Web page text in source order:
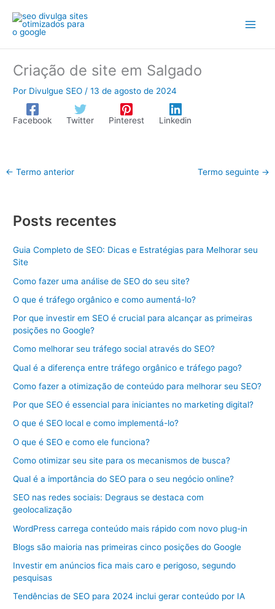
para
conteúdo
Criação de site em Salgado
Por Divulgue SEO /13 de agosto de 2024
Facebook Twitter Pinterest Linkedin
← Termo anterior Termo seguinte →
Posts recentes
Guia Completo de SEO: Dicas e Estratégias para Melhorar seu
Site
Como fazer uma análise de SEO do seu site?
O que é tráfego orgânico e como aumentá-lo?
Por que investir em SEO é crucial para alcançar as primeiras
posições no Google?
Como melhorar seu tráfego social através do SEO?
Qual é a diferença entre tráfego orgânico e tráfego pago?
Como fazer a otimização de conteúdo para melhorar seu SEO?
Por que SEO é essencial para iniciantes no marketing digital?
O que é SEO local e como implementá-lo?
O que é SEO e como ele funciona?
Como otimizar seu site para os mecanismos de busca?
Qual é a importância do SEO para o seu negócio online?
SEO nas redes sociais: Degraus se destaca com
geolocalização
WordPress carrega conteúdo mais rápido com novo plug-in
Blogs são maioria nas primeiras cinco posições do Google
Investir em anúncios fica mais caro e perigoso, segundo
pesquisas
Tendências de SEO para 2024 inclui gerar conteúdo por IA